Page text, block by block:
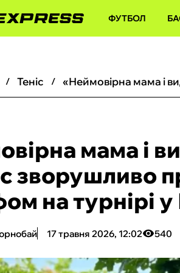
ФУТБОЛ
теніс
мама і
зворушливо
на турнірі у
17 травня 2026, 12:02 540